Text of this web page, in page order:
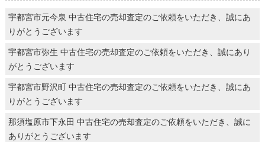
宇都宮市元今泉 中古住宅の売却査定のご依頼をいただき、誠にあ
りがとうございます
宇都宮市弥生 中古住宅の売却査定のご依頼をいただき、誠にあり
がとうございます
宇都宮市野沢町 中古住宅の売却査定のご依頼をいただき、誠にあ
りがとうございます
那須塩原市下永田 中古住宅の売却査定のご依頼をいただき、誠に
ありがとうございます